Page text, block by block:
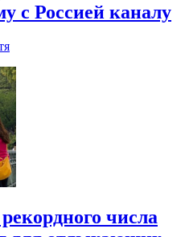
с Россией каналу
числа